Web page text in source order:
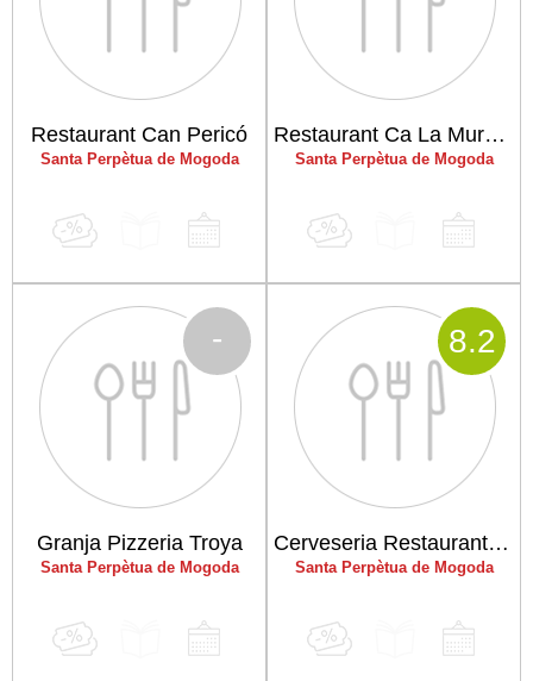
Restaurant Can Pericó
Santa Perpètua de Mogoda
Restaurant Ca La Muralla
Santa Perpètua de Mogoda
Granja Pizzeria Troya
Santa Perpètua de Mogoda
-
Cerveseria Restaurant El Pozo
Santa Perpètua de Mogoda
8.2